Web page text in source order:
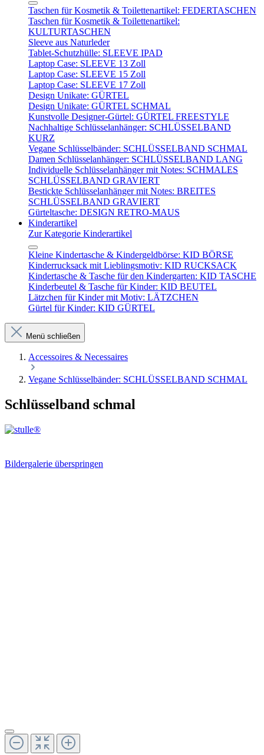
Taschen für Kosmetik & Toilettenartikel: FEDERTASCHEN
Taschen für Kosmetik & Toilettenartikel:
KULTURTASCHEN
Sleeve aus Naturleder
Tablet-Schutzhülle: SLEEVE IPAD
Laptop Case: SLEEVE 13 Zoll
Laptop Case: SLEEVE 15 Zoll
Laptop Case: SLEEVE 17 Zoll
Design Unikate: GÜRTEL
Design Unikate: GÜRTEL SCHMAL
Kunstvolle Designer-Gürtel: GÜRTEL FREESTYLE
Nachhaltige Schlüsselanhänger: SCHLÜSSELBAND
KURZ
Vegane Schlüsselbänder: SCHLÜSSELBAND SCHMAL
Damen Schlüsselanhänger: SCHLÜSSELBAND LANG
Individuelle Schlüsselanhänger mit Notes: SCHMALES
SCHLÜSSELBAND GRAVIERT
Bestickte Schlüsselanhänger mit Notes: BREITES
SCHLÜSSELBAND GRAVIERT
Gürteltasche: DESIGN RETRO-MAUS
Kinderartikel
Zur Kategorie Kinderartikel
Kleine Kindertasche & Kindergeldbörse: KID BÖRSE
Kinderrucksack mit Lieblingsmotiv: KID RUCKSACK
Kindertasche & Tasche für den Kindergarten: KID TASCHE
Kinderbeutel & Tasche für Kinder: KID BEUTEL
Lätzchen für Kinder mit Motiv: LÄTZCHEN
Gürtel für Kinder: KID GÜRTEL
Menü schließen
Accessoires & Necessaires
Vegane Schlüsselbänder: SCHLÜSSELBAND SCHMAL
Schlüsselband schmal
Bildergalerie überspringen